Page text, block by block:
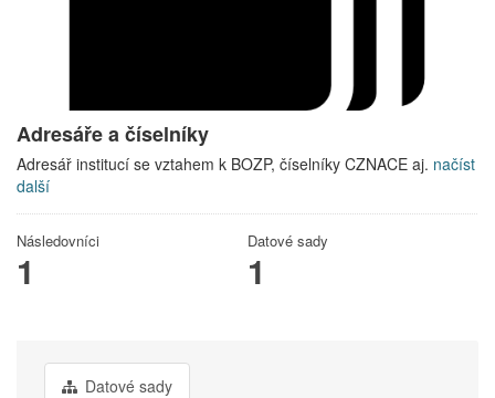
Adresáře a číselníky
Adresář institucí se vztahem k BOZP, číselníky CZNACE aj. načíst
další
Následovníci
1
Datové sady
1
Datové sady